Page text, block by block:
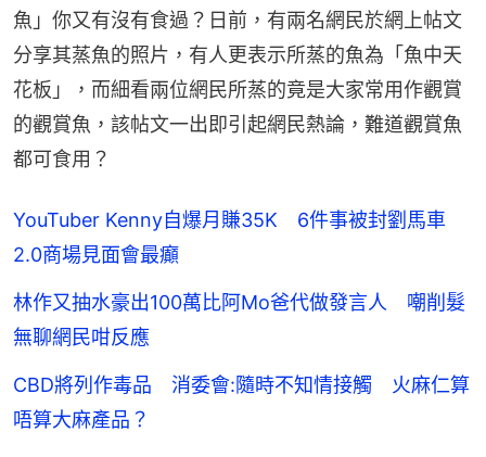
魚」你又有沒有食過？日前，有兩名網民於網上帖文
分享其蒸魚的照片，有人更表示所蒸的魚為「魚中天
花板」，而細看兩位網民所蒸的竟是大家常用作觀賞
的觀賞魚，該帖文一出即引起網民熱論，難道觀賞魚
都可食用？
YouTuber Kenny自爆月賺35K 6件事被封劉馬車
2.0商場見面會最癲
林作又抽水豪出100萬比阿Mo爸代做發言人 嘲削髮
無聊網民咁反應
CBD將列作毒品 消委會:隨時不知情接觸 火麻仁算
唔算大麻產品？